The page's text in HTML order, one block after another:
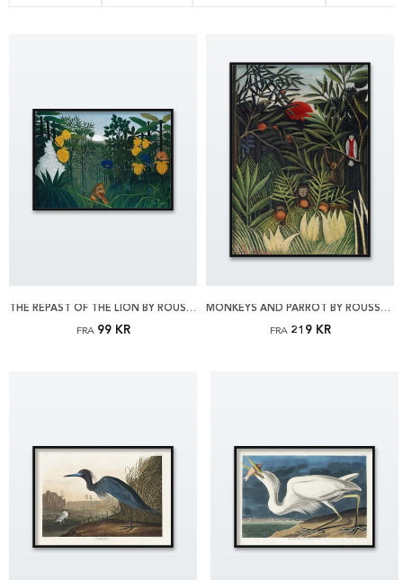
THE REPAST OF THE LION BY ROUSSEAU PLAKAT
FRA 99 KR
MONKEYS AND PARROT BY ROUSSEAU PLAKAT
FRA 219 KR